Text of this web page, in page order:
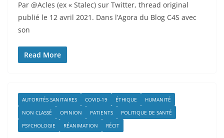
Par @Acles (ex « Stalec) sur Twitter, thread original
publié le 12 avril 2021. Dans l’Agora du Blog C4S avec
son
Read More
AUTORITÉS SANITAIRES COVID-19 ÉTHIQUE
HUMANITÉ
NON CLASSÉ
OPINION PATIENTS
POLITIQUE DE SANTÉ
PSYCHOLOGIE
RÉANIMATION RÉCIT